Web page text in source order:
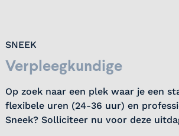
SNEEK
Verpleegkundige
Op zoek naar een plek waar je een
flexibele uren (24-36 uur) en
Sneek? Solliciteer nu voor deze